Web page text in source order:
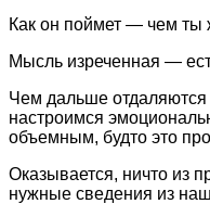
Как он поймет — чем ты
Мысль изреченная —
Чем дальше отдаляются
настроимся
объемным, будто это
Оказывается, ничто из
нужные сведения из